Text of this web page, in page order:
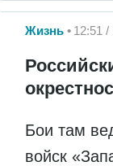
Жизнь 12:51
Бои там
войск